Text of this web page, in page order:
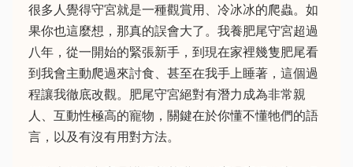
很多人覺得守宮就是一種觀賞用、冷冰冰的爬蟲。如
果你也這麼想，那真的誤會大了。我養肥尾守宮超過
八年，從一開始的緊張新手，到現在家裡幾隻肥尾看
到我會主動爬過來討食、甚至在我手上睡著，這個過
程讓我徹底改觀。肥尾守宮絕對有潛力成為非常親
人、互動性極高的寵物，關鍵在於你懂不懂牠們的語
言，以及有沒有用對方法。